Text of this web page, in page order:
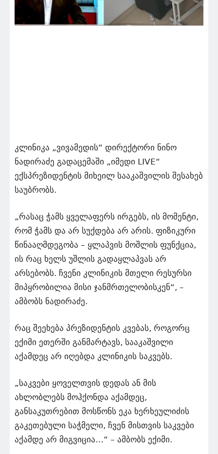
კლინიკა „ვივამედის“ დირექტორი ნინო
ნადირაძე გადაცემაში „იმედი LIVE“
ექსპრეზიდენტის მიხეილ სააკაშვილის შესახებ
საუბრობს.
„რასაც ჭამს ყველაფერს ირგებს, ის მომენტი,
რომ ჭამს და არ სუქდება არ არის. ფიზიკური
წინააღმდეგობა – ყლაპვის მოშლის ფუნქცია,
ის რაც ხელს უშლის გადაყლაპვას არ
არსებობს. ჩვენი კლინიკის მთელი რესურსი
მიპყრობილია მისი ჯანმრთელობისკენ“, –
ამბობს ნადირაძე.
რაც შეეხება პრეზიდენტის კვებას, როგორც
ექიმი ეთერში განმარტავს, სააკაშვილი
აქამდეც არ იღებდა კლინიკის საკვებს.
„საკვები ყოველთვის დედას ან მის
ახლობლებს მოჰქონდა აქამდეც,
განსაკუთრებით მოსწონს ეკა ხერხეულიძის
გაკეთებული საჭმელი, ჩვენ მისთვის საკვები
აქამდე არ მიგვიცია…“ – ამბობს ექიმი.